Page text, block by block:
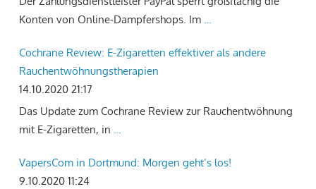
Konten von Online-Dampfershops. Im …
Cochrane Review: E-Zigaretten effektiver als andere
Rauchentwöhnungstherapien
14.10.2020 21:17
Das Update zum Cochrane Review zur Rauchentwöhnung
mit E-Zigaretten, in …
VapersCom in Dortmund: Morgen geht‘s los!
9.10.2020 11:24